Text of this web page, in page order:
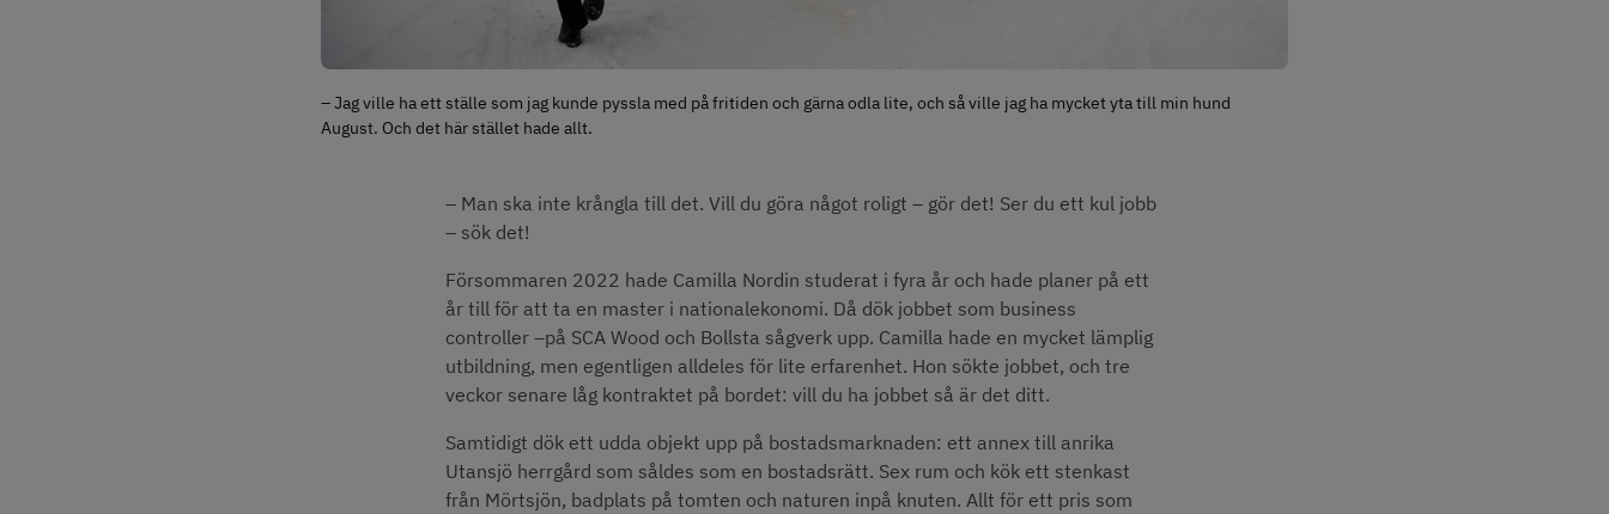
– Jag ville ha ett ställe som jag kunde pyssla med på fritiden och gärna odla lite, och så ville jag ha mycket yta till min hund
August. Och det här stället hade allt.
– Man ska inte krångla till det. Vill du göra något roligt – gör det! Ser du ett kul jobb
– sök det!
Försommaren 2022 hade Camilla Nordin studerat i fyra år och hade planer på ett
år till för att ta en master i nationalekonomi. Då dök jobbet som business
controller –på SCA Wood och Bollsta sågverk upp. Camilla hade en mycket lämplig
utbildning, men egentligen alldeles för lite erfarenhet. Hon sökte jobbet, och tre
veckor senare låg kontraktet på bordet: vill du ha jobbet så är det ditt.
Samtidigt dök ett udda objekt upp på bostadsmarknaden: ett annex till anrika
Utansjö herrgård som såldes som en bostadsrätt. Sex rum och kök ett stenkast
från Mörtsjön, badplats på tomten och naturen inpå knuten. Allt för ett pris som